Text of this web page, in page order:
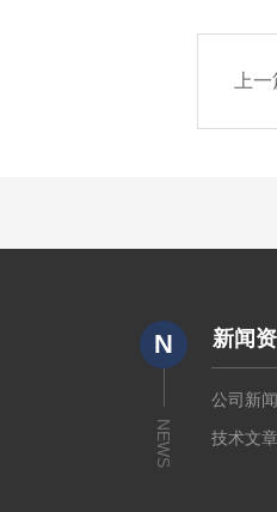
上
N
NEWS
新闻
公司新
技术文